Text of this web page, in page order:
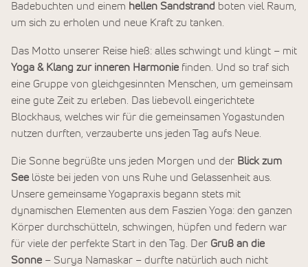
Badebuchten und einem hellen Sandstrand boten viel Raum,
um sich zu erholen und neue Kraft zu tanken.
Das Motto unserer Reise hieß: alles schwingt und klingt – mit
Yoga & Klang zur inneren Harmonie finden. Und so traf sich
eine Gruppe von gleichgesinnten Menschen, um gemeinsam
eine gute Zeit zu erleben. Das liebevoll eingerichtete
Blockhaus, welches wir für die gemeinsamen Yogastunden
nutzen durften, verzauberte uns jeden Tag aufs Neue.
Die Sonne begrüßte uns jeden Morgen und der Blick zum
See löste bei jeden von uns Ruhe und Gelassenheit aus.
Unsere gemeinsame Yogapraxis begann stets mit
dynamischen Elementen aus dem Faszien Yoga: den ganzen
Körper durchschütteln, schwingen, hüpfen und federn war
für viele der perfekte Start in den Tag. Der Gruß an die
Sonne – Surya Namaskar – durfte natürlich auch nicht